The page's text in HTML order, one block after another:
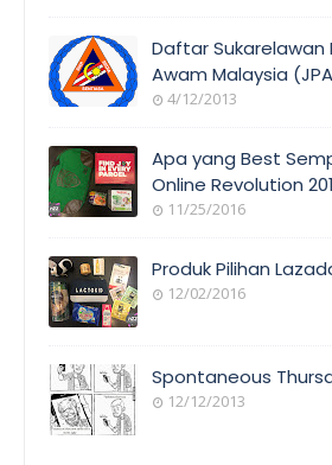
COVERAGE
AWAM
Daftar Sukarelawan
Awam Malaysia
4/12/2013
COVERAGE
Apa yang Best
Online Revolution
11/25/2016
THINGS
Produk Pilihan
12/02/2016
Spontaneous
12/12/2013